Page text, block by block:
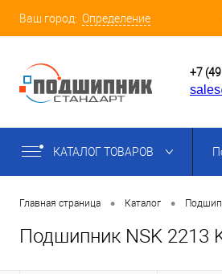
Ваш город: Определение
+7
КАТАЛОГ ТОВАРОВ
Главная страница • Каталог •
Подшипник NSK 2213